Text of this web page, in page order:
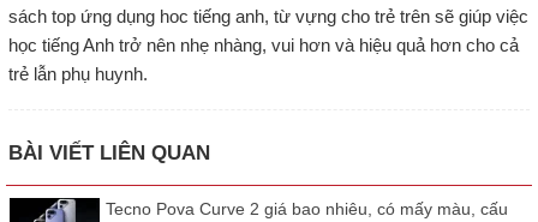
sách top ứng dụng hoc tiếng anh, từ vựng cho trẻ trên sẽ giúp việc
học tiếng Anh trở nên nhẹ nhàng, vui hơn và hiệu quả hơn cho cả
trẻ lẫn phụ huynh.
BÀI VIẾT LIÊN QUAN
Tecno Pova Curve 2 giá bao nhiêu, có mấy màu, cấu